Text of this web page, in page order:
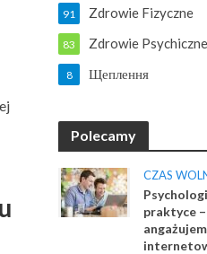
Zdrowie Fizyczne
91
Zdrowie Psychiczne
83
Щеплення
8
Polecamy
CZAS
praktyce